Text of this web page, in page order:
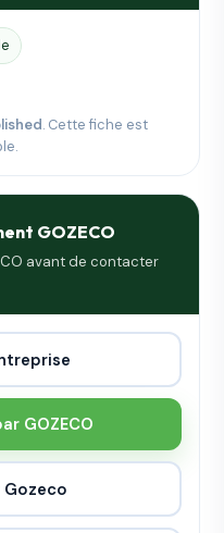
. Cette fiche est
GOZECO
avant de contacter
GOZECO